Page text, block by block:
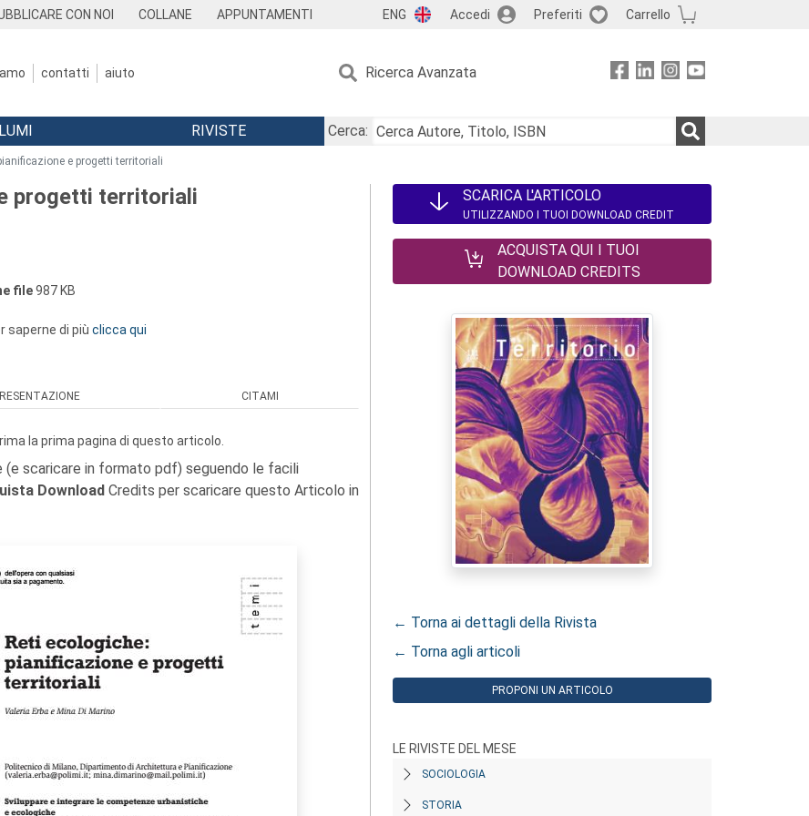
CON NOI COLLANE APPUNTAMENTI ENG Accedi Preferiti Carrello
contatti aiuto Ricerca Avanzata
RIVISTE
Cerca:
e progetti territoriali
progetti territoriali
file987 KB
saperne di più clicca qui
CITAMI
la prima pagina di questo articolo.
scaricare in formato pdf) seguendo le facili
Download Credits per scaricare questo Articolo in
SCARICA L'ARTICOLO
UTILIZZANDO I TUOI DOWNLOAD CREDIT
ACQUISTA QUI I TUOI
DOWNLOAD CREDITS
← Torna ai dettagli della Rivista
← Torna agli articoli
PROPONI UN ARTICOLO
LE RIVISTE DEL MESE
SOCIOLOGIA
STORIA